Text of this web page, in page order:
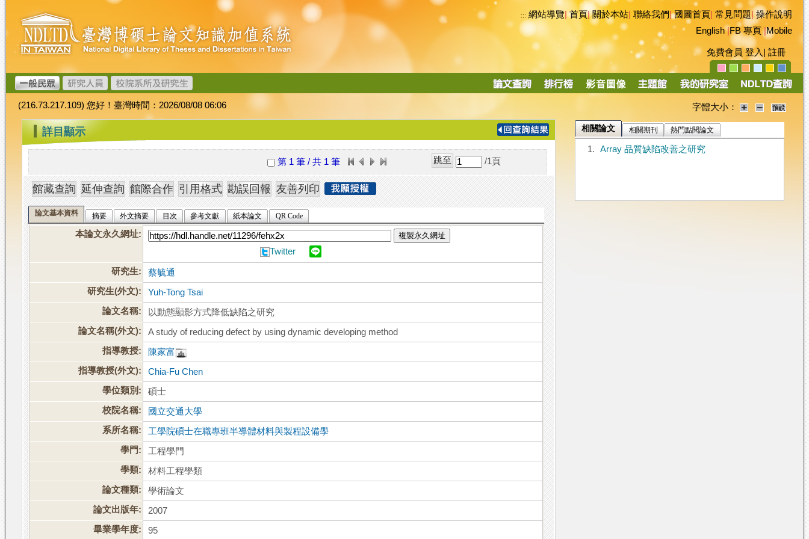
跳
到
主
要
內
容
臺
灣
博
碩
士
論
文
加
值
系
統
::: 網站導覽|首頁|關於本站 聯絡我們|國圖首頁 常見問題|操作說明
English|FB 專頁|Mobile
免費會員 登入 註冊
導
(216.73.217.109) 您好！臺灣時間：2026/08/08 06:06 字體大小：
::: 詳目顯示
第 1 筆 / 共 1 筆 /1 頁
論文基本資料 摘要 外文摘要 目次 參考文獻 紙本論文 QR Code
本論文永久網址: 複製永久網址
Twitter
研究生:
蔡毓通
研究生(外文):
Yuh-Tong Tsai
論文名稱:
以動態顯影方式降低缺陷之研究
論文名稱(外文):
A study of reducing defect by using dynamic developing method
指導教授:
陳家富
指導教授(外文):
Chia-Fu Chen
學位類別:
碩士
校院名稱:
國立交通大學
系所名稱:
工學院碩士在職專班半導體材料與製程設備學
學門:
工程學門
學類:
材料工程學類
論文種類:
學術論文
論文出版年:
2007
畢業學年度:
95
相關論文 相關期刊 熱門點閱論文
1. Array 品質缺陷改善之研究